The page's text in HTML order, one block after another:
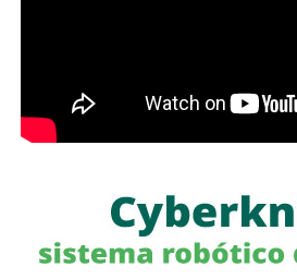
la cobardía.
La legisladora destacó que, la Ley
Seguridad Vial establece la
competentes de implementar